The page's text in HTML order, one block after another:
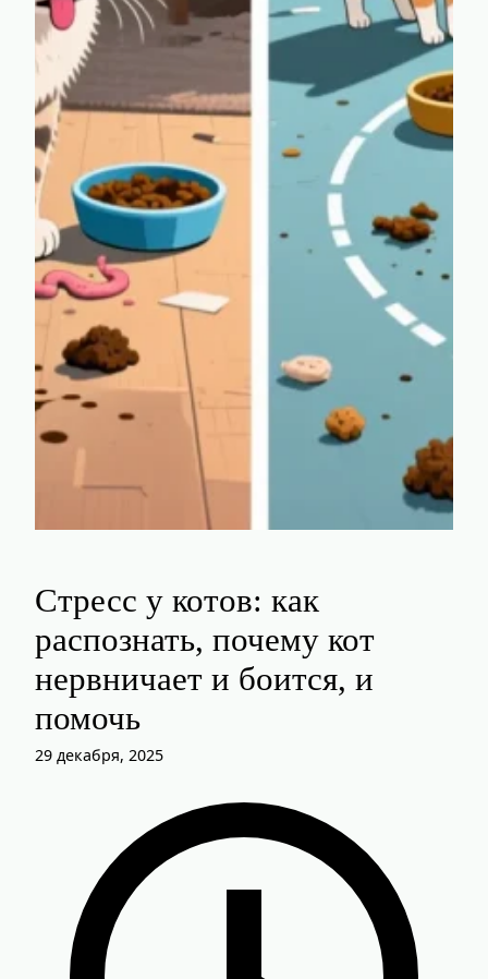
Стресс у котов: как
распознать, почему кот
нервничает и боится, и
помочь
29 декабря, 2025